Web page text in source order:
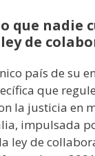
que nadie
de
país de su
que
la justicia en
impulsada
ley de